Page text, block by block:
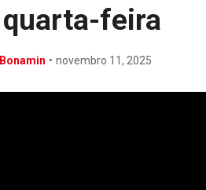
feira
• novembro 11, 2025